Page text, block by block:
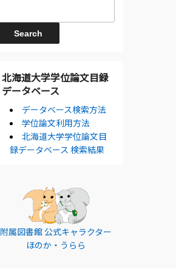
北海道大学学位論文目録
データベース
データベース検索方法
学位論文利用方法
北海道大学学位論文目
録データベース 検索結果
附属図書館 公式キャラクター
ほのか・うらら